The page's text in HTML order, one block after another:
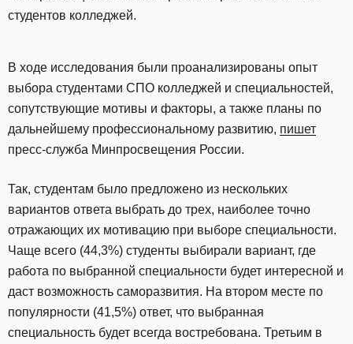
студентов колледжей.
В ходе исследования были проанализированы опыт
выбора студентами СПО колледжей и специальностей,
сопутствующие мотивы и факторы, а также планы по
дальнейшему профессиональному развитию, пишет
пресс-служба Минпросвещения России.
Так, студентам было предложено из нескольких
вариантов ответа выбрать до трех, наиболее точно
отражающих их мотивацию при выборе специальности.
Чаще всего (44,3%) студенты выбирали вариант, где
работа по выбранной специальности будет интересной и
даст возможность саморазвития. На втором месте по
популярности (41,5%) ответ, что выбранная
специальность будет всегда востребована. Третьим в